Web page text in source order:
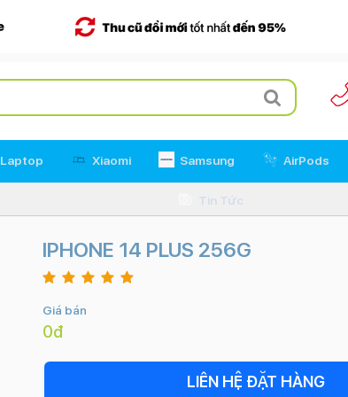
Laptop Xiaomi Samsung AirPods
Tin Tức
IPHONE 14 PLUS 256G
Giá bán
0đ
LIÊN HỆ ĐẶT HÀNG